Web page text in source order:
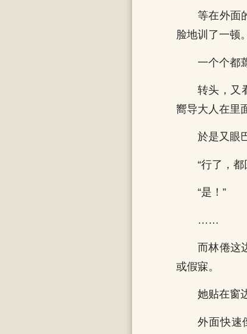
等在外面
脸地训了一顿。
一个个都
转头，又
嚮导大人在里
於是又眼
“行了，
“是！”
……
而林倦这
或假寐。
她贴在窗
外面快速